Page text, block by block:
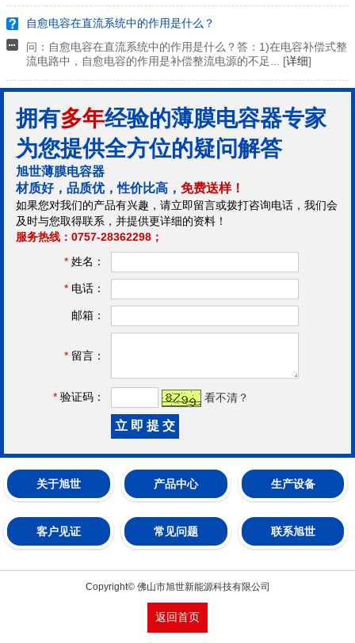
自愈电容在直流系统中的作用是什么？
问：自愈电容在直流系统中的作用是什么？答：1)在电容补偿式整
流电路中，自愈电容的作用是补偿整流电源的不足... [详细]
拥有多年经验的薄膜电容器专家
为您提供全方位的疑问解答
旭世薄膜电容器
材质好，品质优，性价比高， 免费送样！
如果您对我们的产品有兴趣，请立即留言或拨打咨询电话，我们会
及时与您取得联系，并提供更详细的资料！
服务热线：0757-28362298；
* 姓名：
* 电话：
邮箱：
* 留言：
* 验证码： 看不清？
关于旭世 产品中心 生产设备
客户见证 常见问题 联系旭世
Copyright© 佛山市旭世新能源科技有限公司
返回首页